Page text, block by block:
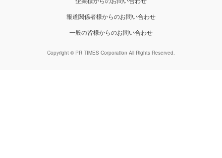
報道関係者様からのお問い合わせ
一般の皆様からのお問い合わせ
Copyright © PR TIMES Corporation All Rights Reserved.